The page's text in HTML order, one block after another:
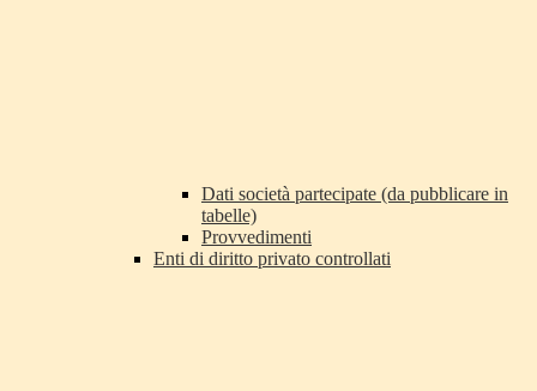
Dati società partecipate (da pubblicare in
tabelle)
Provvedimenti
Enti di diritto privato controllati